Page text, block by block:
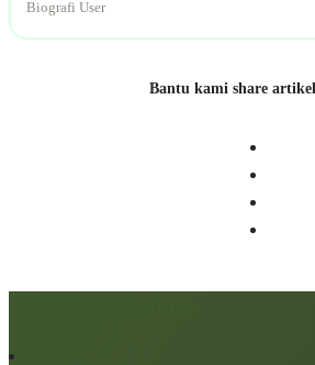
Biografi User
Bantu kami share